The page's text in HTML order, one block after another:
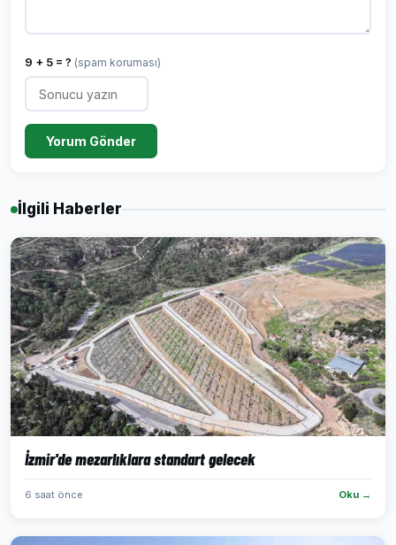
9 + 5 = ? (spam koruması)
Yorum Gönder
İlgili Haberler
İzmir'de mezarlıklara standart gelecek
6 saat önce Oku →